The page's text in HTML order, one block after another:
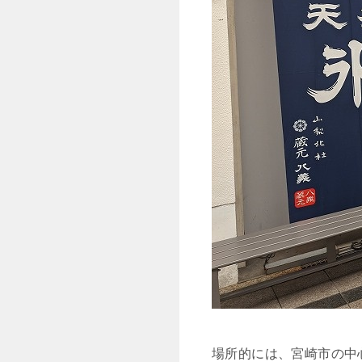
場所的には、宮崎市の中